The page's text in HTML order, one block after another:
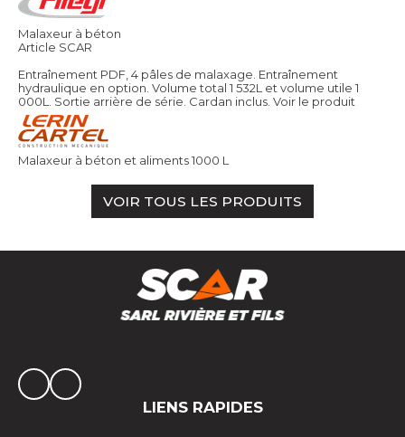
Malaxeur à béton
Article SCAR
Entraînement PDF, 4 pâles de malaxage. Entraînement
hydraulique en option. Volume total 1 532L et volume utile 1
000L. Sortie arrière de série. Cardan inclus. Voir le produit
Malaxeur à béton et aliments 1000 L
VOIR TOUS LES PRODUITS
LIENS RAPIDES